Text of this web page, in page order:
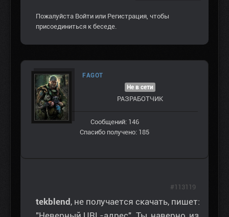
Пожалуйста Войти или Регистрация, чтобы
присоединиться к беседе.
FAGOT
Не в сети
РАЗРАБОТЧИК
Сообщений: 146
Спасибо получено: 185
tekblend , не получается скачать, пишет:
#113119